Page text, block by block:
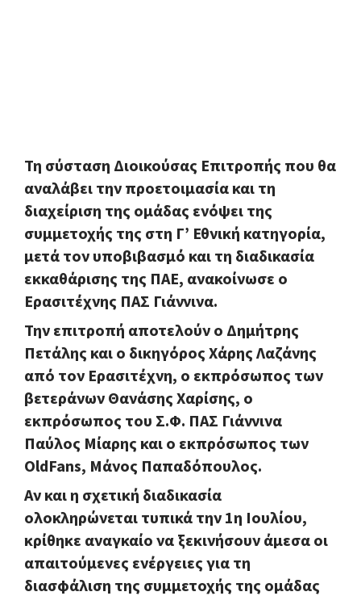
Τη σύσταση Διοικούσας Επιτροπής που θα
αναλάβει την προετοιμασία και τη
διαχείριση της ομάδας ενόψει της
συμμετοχής της στη Γ’ Εθνική κατηγορία,
μετά τον υποβιβασμό και τη διαδικασία
εκκαθάρισης της ΠΑΕ, ανακοίνωσε ο
Ερασιτέχνης ΠΑΣ Γιάννινα.
Την επιτροπή αποτελούν ο Δημήτρης
Πετάλης και ο δικηγόρος Χάρης Λαζάνης
από τον Ερασιτέχνη, ο εκπρόσωπος των
βετεράνων Θανάσης Χαρίσης, ο
εκπρόσωπος του Σ.Φ. ΠΑΣ Γιάννινα
Παύλος Μίαρης και ο εκπρόσωπος των
OldFans, Μάνος Παπαδόπουλος.
Αν και η σχετική διαδικασία
ολοκληρώνεται τυπικά την 1η Ιουλίου,
κρίθηκε αναγκαίο να ξεκινήσουν άμεσα οι
απαιτούμενες ενέργειες για τη
διασφάλιση της συμμετοχής της ομάδας